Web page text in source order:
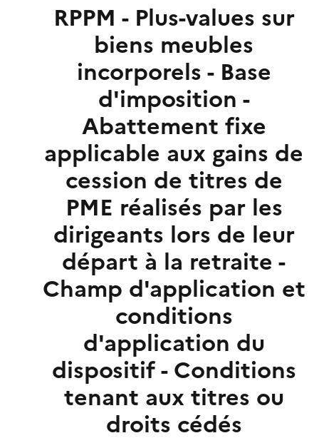
RPPM - Plus-values sur
biens meubles
incorporels - Base
d'imposition -
Abattement fixe
applicable aux gains de
cession de titres de
PME réalisés par les
dirigeants lors de leur
départ à la retraite -
Champ d'application et
conditions
d'application du
dispositif - Conditions
tenant aux titres ou
droits cédés